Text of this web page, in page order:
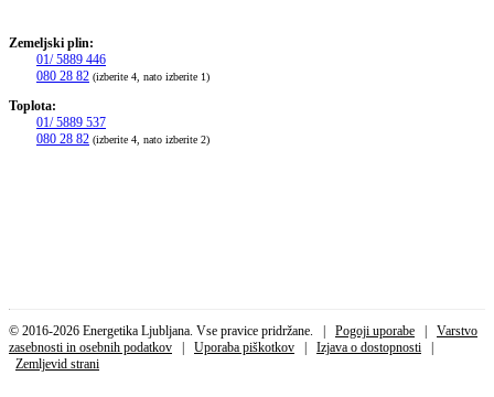
Zemeljski plin:
01/ 5889 446
080 28 82 (izberite 4, nato izberite 1)
Toplota:
01/ 5889 537
080 28 82 (izberite 4, nato izberite 2)
© 2016-2026 Energetika Ljubljana. Vse pravice pridržane. | Pogoji uporabe
Varstvo
zasebnosti in osebnih podatkov
Uporaba piškotkov Izjava o dostopnosti
Zemljevid strani